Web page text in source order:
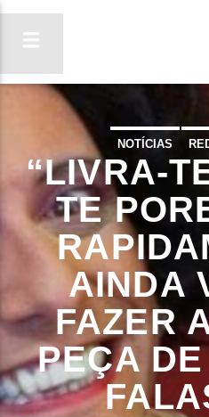
ON
NOTÍCIAS
“LIVRA-
TE
AINDA
FAZER
PEÇA